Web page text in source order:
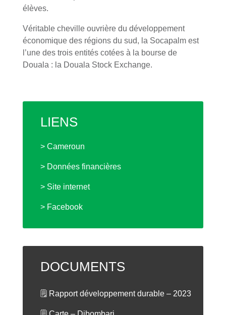
élèves.
Véritable cheville ouvrière du développement
économique des régions du sud, la Socapalm est
l’une des trois entités cotées à la bourse de
Douala : la Douala Stock Exchange.
LIENS
> Cameroun
> Données financières
> Site internet
> Facebook
DOCUMENTS
🗒 Rapport développement durable – 2023